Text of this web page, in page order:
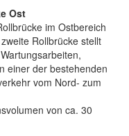
Ost
im Ostbereich
Rollbrücke stellt
einer der bestehenden
vom Nord- zum
von ca. 30